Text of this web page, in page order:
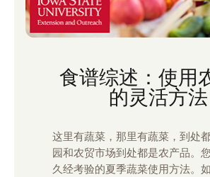
食谱综述：使用
的灵活方法
这里有蔬菜，那里有蔬菜，到处
园和农贸市场到处都是农产品。
久经考验的夏季蔬菜使用方法。